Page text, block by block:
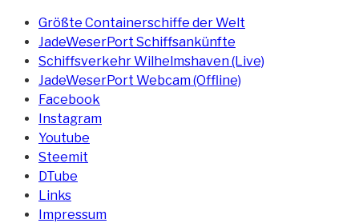
Größte Containerschiffe der Welt
JadeWeserPort Schiffsankünfte
Schiffsverkehr Wilhelmshaven (Live)
JadeWeserPort Webcam (Offline)
Facebook
Instagram
Youtube
Steemit
DTube
Links
Impressum